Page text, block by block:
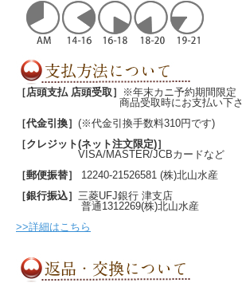
［店頭支払 店頭受取］
※年末カニ予約期間限定
商品受取時にお支払い下さ
［代金引換］ (※代金引換手数料310円です)
［クレジット(ネット注文限定)］
VISA/MASTER/JCBカードなど
［郵便振替］
12240-21526581 (株)北山水産
［銀行振込］ 三菱UFJ銀行 津支店
普通1312269(株)北山水産
>>詳細はこちら